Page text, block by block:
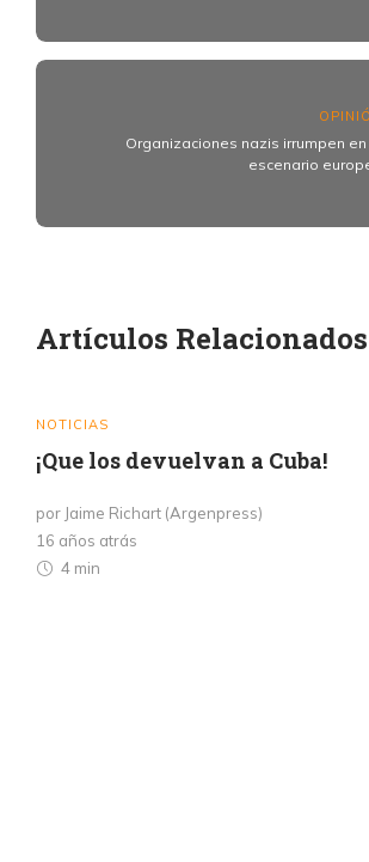
Organizaciones nazis irrumpen en
escenario
Artículos Relacionados
NOTICIAS
¡Que los devuelvan a Cuba!
por Jaime Richart (Argenpress)
16 años atrás
4 min